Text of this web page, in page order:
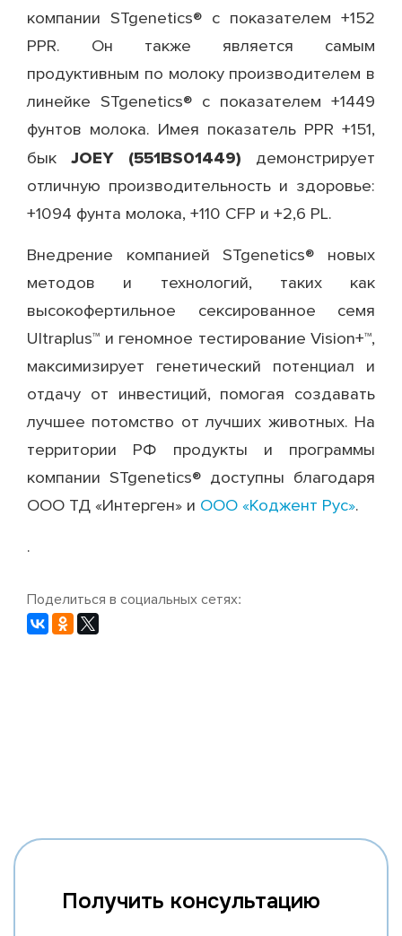
компании STgenetics® с показателем +152
PPR. Он также является самым
продуктивным по молоку производителем в
линейке STgenetics® с показателем +1449
фунтов молока. Имея показатель PPR +151,
быкJOEY (551BS01449) демонстрирует
отличную производительность и здоровье:
+1094 фунта молока, +110 CFP и +2,6 PL.
Внедрение компанией STgenetics® новых
методов и технологий, таких как
высокофертильное сексированное семя
Ultraplus™ и геномное тестирование Vision+™,
максимизирует генетический потенциал и
отдачу от инвестиций, помогая создавать
лучшее потомство от лучших животных. На
территории РФ продукты и программы
компании STgenetics® доступны благодаря
ООО ТД «Интерген» и ООО «Коджент Рус».
.
Поделиться в социальных сетях:
Получить консультацию